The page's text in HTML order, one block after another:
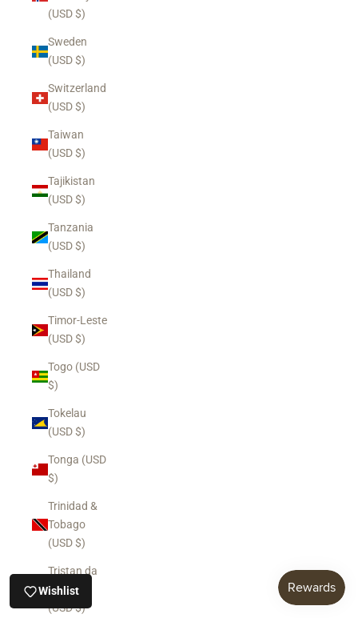
(USD $)
Sweden
(USD $)
Switzerland
(USD $)
Taiwan
(USD $)
Tajikistan
(USD $)
Tanzania
(USD $)
Thailand
(USD $)
Timor-Leste
(USD $)
Togo (USD
$)
Tokelau
(USD $)
Tonga (USD
$)
Trinidad &
Tobago
(USD $)
Tristan da
Cunha
(USD $)
Wishlist